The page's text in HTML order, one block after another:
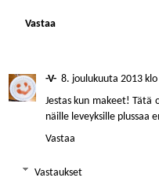
Vastaa
-V- 8. joulukuuta 2013
Jestas kun makeet! Tätä
näille leveyksille plussaa
Vastaa
Vastaukset